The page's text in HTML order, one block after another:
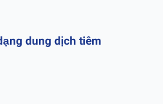
dung dịch tiêm